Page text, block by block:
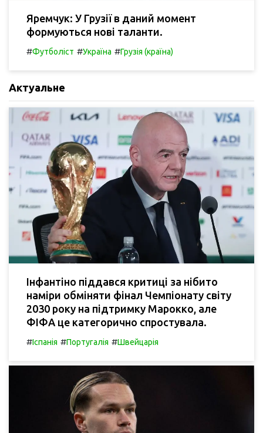
Яремчук: У Грузії в даний момент
формуються нові таланти.
#Футболіст #Україна #Грузія (країна)
Актуальне
Інфантіно піддався критиці за нібито
наміри обміняти фінал Чемпіонату світу
2030 року на підтримку Марокко, але
ФІФА це категорично спростувала.
#Іспанія #Португалія #Швейцарія